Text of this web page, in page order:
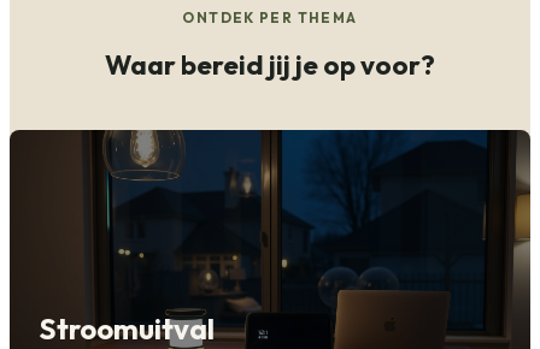
ONTDEK PER THEMA
Waar bereid jij je op voor?
Stroomuitval